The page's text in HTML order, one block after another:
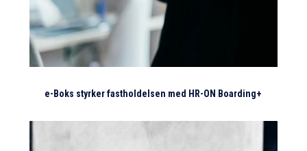
e-Boks styrker fastholdelsen med HR-ON Boarding+